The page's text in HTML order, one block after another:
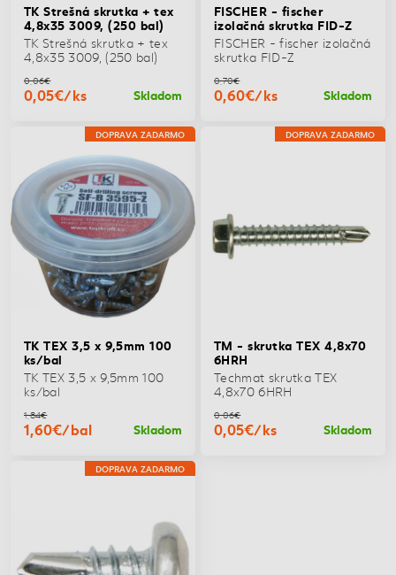
TK Strešná skrutka + tex
4,8x35 3009, (250 bal)
TK Strešná skrutka + tex
4,8x35 3009, (250 bal)
0,06€
0,05€/ks Skladom
FISCHER - fischer
izolačná skrutka FID-Z
FISCHER - fischer izolačná
skrutka FID-Z
0,70€
0,60€/ks Skladom
DOPRAVA ZADARMO
TK TEX 3,5 x 9,5mm 100
ks/bal
TK TEX 3,5 x 9,5mm 100
ks/bal
1,84€
1,60€/bal Skladom
DOPRAVA ZADARMO
TM - skrutka TEX 4,8x70
6HRH
Techmat skrutka TEX
4,8x70 6HRH
0,06€
0,05€/ks Skladom
DOPRAVA ZADARMO